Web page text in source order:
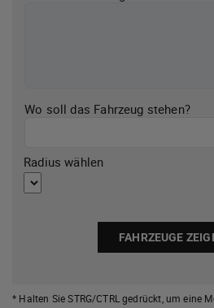
Wo soll das Fahrzeug stehen?
Radius wählen
FAHRZEUGE
* Halten Sie STRG/CTRL gedrückt, um eine